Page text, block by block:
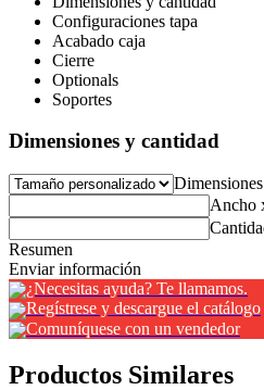
Configuraciones tapa
Acabado caja
Cierre
Optionals
Soportes
Dimensiones y cantidad
Dimensiones
Ancho
Resumen
Enviar información
¿Necesitas ayuda? Te llamamos.
Regístrese y descargue el catálogo
Comuníquese con un vendedor
Productos Similares